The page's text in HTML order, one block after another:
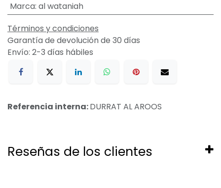
Marca: al wataniah
Términos y condiciones
Garantía de devolución de 30 días
Envío: 2-3 días hábiles
Referencia interna:DURRAT AL AROOS
Reseñas de los clientes